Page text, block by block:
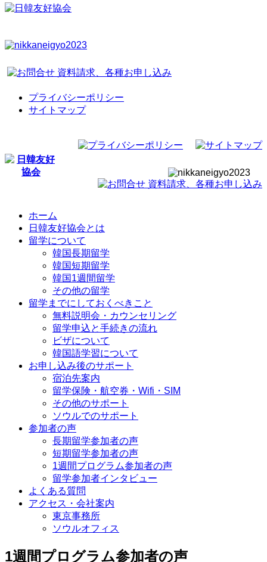
プライバシーポリシー
サイトマップ
ホーム
日韓友好協会とは
留学について
韓国長期留学
韓国短期留学
韓国1週間留学
その他の留学
留学までにしておくべきこと
無料説明会・カウンセリング
留学申込と手続きの流れ
ビザについて
韓国語学習について
お申し込み後のサポート
宿泊先案内
留学保険・航空券・Wifi・SIM
その他のサポート
ソウルでのサポート
参加者の声
長期留学参加者の声
短期留学参加者の声
1週間プログラム参加者の声
留学参加者インタビュー
よくある質問
アクセス・会社案内
東京事務所
ソウルオフィス
1週間プログラム参加者の声